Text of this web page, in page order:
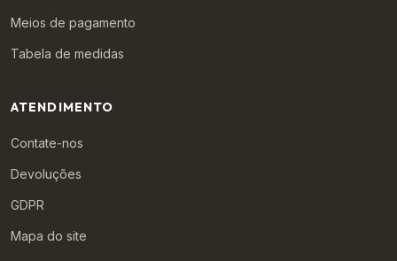
Meios de pagamento
Tabela de medidas
ATENDIMENTO
Contate-nos
Devoluções
GDPR
Mapa do site